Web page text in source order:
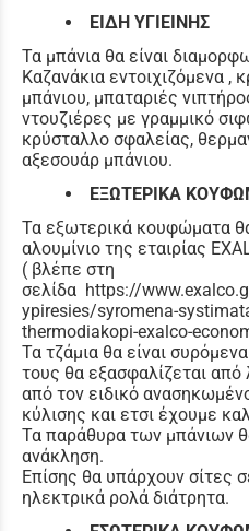
ΕΙΔΗ ΥΓΙΕΙΝΗΣ
Τα μπάνια θα είναι
Καζανάκια εντοιχιζόμενα ,
μπάνιου, μπαταριές
ντουζιέρες με γραμμικό
κρύσταλλο σφαλείας,
αξεσουάρ μπάνιου.
ΕΞΩΤΕΡΙΚΑ
Τα εξωτερικά κουφώματα
αλουμίνιο της εταιρίας
( βλέπε στη
σελίδα https://
ypiresies/syromena-
thermodiakopi-exalco-
Τα τζάμια θα είναι
τους θα εξασφαλίζεται
από τον ειδικό
κύλισης και ετσι έχουμε
Τα παράθυρα των μπάνιων
ανάκληση.
Επίσης θα υπάρχουν σίτες
ηλεκτρικά ρολά διάτρητα.